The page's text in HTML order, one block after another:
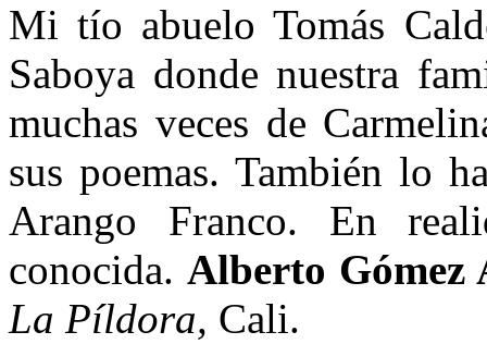
Mi tío abuelo Tomás
Saboya donde nuestra
muchas veces de
sus poemas. También lo
Arango Franco. En
conocida. Alberto
La Píldora, Cali.